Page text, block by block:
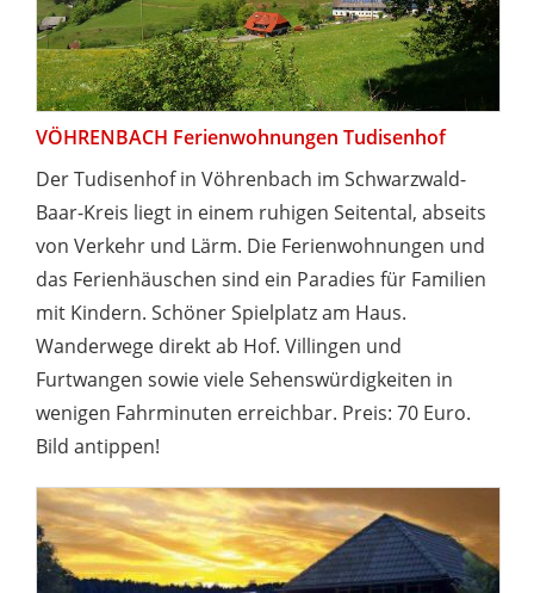
VÖHRENBACH Ferienwohnungen Tudisenhof
Der Tudisenhof in Vöhrenbach im Schwarzwald-
Baar-Kreis liegt in einem ruhigen Seitental, abseits
von Verkehr und Lärm. Die Ferienwohnungen und
das Ferienhäuschen sind ein Paradies für Familien
mit Kindern. Schöner Spielplatz am Haus.
Wanderwege direkt ab Hof. Villingen und
Furtwangen sowie viele Sehenswürdigkeiten in
wenigen Fahrminuten erreichbar. Preis: 70 Euro.
Bild antippen!